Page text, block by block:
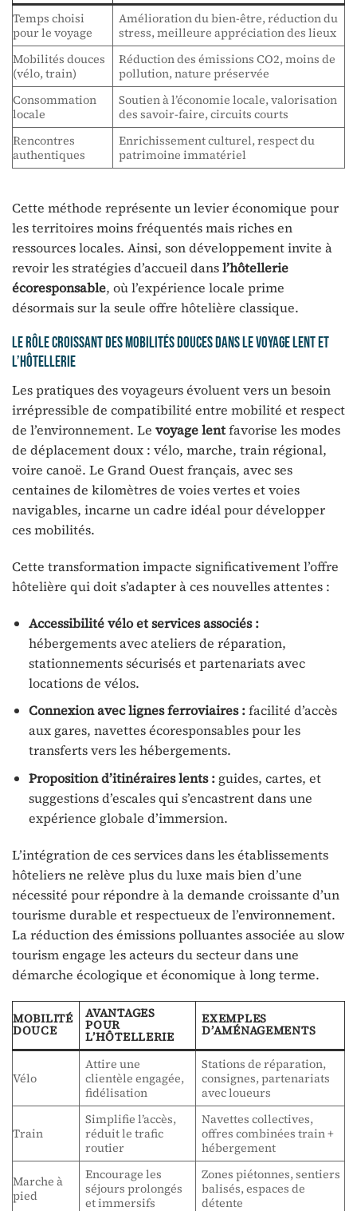
Temps choisi
pour le voyage
Amélioration du bien-être, réduction du
stress, meilleure appréciation des lieux
Mobilités douces
(vélo, train)
Réduction des émissions CO2, moins de
pollution, nature préservée
Consommation
locale
Soutien à l’économie locale, valorisation
des savoir-faire, circuits courts
Rencontres
authentiques
Enrichissement culturel, respect du
patrimoine immatériel
Cette méthode représente un levier économique pour
les territoires moins fréquentés mais riches en
ressources locales. Ainsi, son développement invite à
revoir les stratégies d’accueil dansl’hôtellerie
écoresponsable, où l’expérience locale prime
désormais sur la seule offre hôtelière classique.
Le rôle croissant des mobilités douces dans le voyage lent et
l’hôtellerie
Les pratiques des voyageurs évoluent vers un besoin
irrépressible de compatibilité entre mobilité et respect
de l’environnement. Le voyage lentfavorise les modes
de déplacement doux : vélo, marche, train régional,
voire canoë. Le Grand Ouest français, avec ses
centaines de kilomètres de voies vertes et voies
navigables, incarne un cadre idéal pour développer
ces mobilités.
Cette transformation impacte significativement l’offre
hôtelière qui doit s’adapter à ces nouvelles attentes :
Accessibilité vélo et services associés :
hébergements avec ateliers de réparation,
stationnements sécurisés et partenariats avec
locations de vélos.
Connexion avec lignes ferroviaires :facilité d’accès
aux gares, navettes écoresponsables pour les
transferts vers les hébergements.
Proposition d’itinéraires lents :guides, cartes, et
suggestions d’escales qui s’encastrent dans une
expérience globale d’immersion.
L’intégration de ces services dans les établissements
hôteliers ne relève plus du luxe mais bien d’une
nécessité pour répondre à la demande croissante d’un
tourisme durable et respectueux de l’environnement.
La réduction des émissions polluantes associée au slow
tourism engage les acteurs du secteur dans une
démarche écologique et économique à long terme.
MOBILITÉ
DOUCE
AVANTAGES
POUR
L’HÔTELLERIE
EXEMPLES
D’AMÉNAGEMENTS
Vélo
Attire une
clientèle engagée,
fidélisation
Stations de réparation,
consignes, partenariats
avec loueurs
Train
Simplifie l’accès,
réduit le trafic
routier
Navettes collectives,
offres combinées train +
hébergement
Marche à
pied
Encourage les
séjours prolongés
et immersifs
Zones piétonnes, sentiers
balisés, espaces de
détente